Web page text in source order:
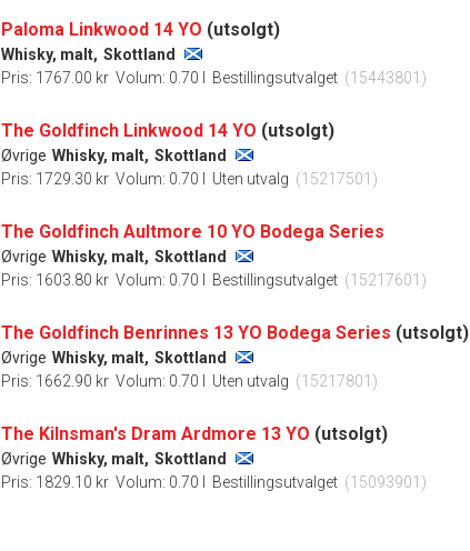
Paloma Linkwood 14 YO (utsolgt)
Whisky, malt, Skottland
Pris: 1767.00 kr Volum: 0.70 l Bestillingsutvalget (15443801)
The Goldfinch Linkwood 14 YO (utsolgt)
Øvrige Whisky, malt, Skottland
Pris: 1729.30 kr Volum: 0.70 l Uten utvalg (15217501)
The Goldfinch Aultmore 10 YO Bodega Series
Øvrige Whisky, malt, Skottland
Pris: 1603.80 kr Volum: 0.70 l Bestillingsutvalget (15217601)
The Goldfinch Benrinnes 13 YO Bodega Series (utsolgt)
Øvrige Whisky, malt, Skottland
Pris: 1662.90 kr Volum: 0.70 l Uten utvalg (15217801)
The Kilnsman's Dram Ardmore 13 YO (utsolgt)
Øvrige Whisky, malt, Skottland
Pris: 1829.10 kr Volum: 0.70 l Bestillingsutvalget (15093901)